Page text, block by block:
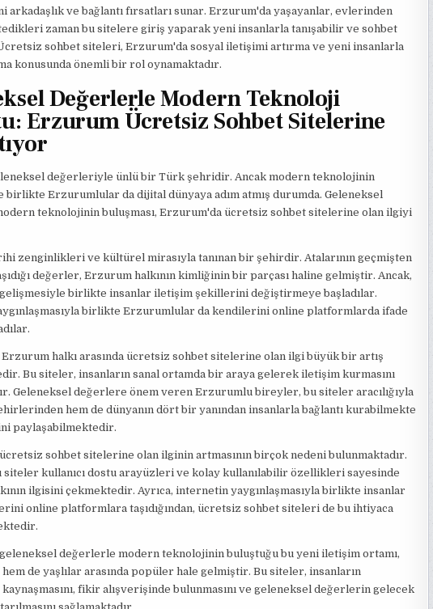
arkadaşlık ve bağlantı fırsatları sunar. Erzurum'da yaşayanlar, evlerinden
zaman bu sitelere giriş yaparak yeni insanlarla tanışabilir ve sohbet
sohbet siteleri, Erzurum'da sosyal iletişimi artırma ve yeni insanlarla
konusunda önemli bir rol oynamaktadır.
Değerlerle Modern Teknoloji
Erzurum Ücretsiz Sohbet Sitelerine
değerleriyle ünlü bir Türk şehridir. Ancak modern teknolojinin
Erzurumlular da dijital dünyaya adım atmış durumda. Geleneksel
teknolojinin buluşması, Erzurum'da ücretsiz sohbet sitelerine olan ilgiyi
zenginlikleri ve kültürel mirasıyla tanınan bir şehirdir. Atalarının geçmişten
değerler, Erzurum halkının kimliğinin bir parçası haline gelmiştir. Ancak,
birlikte insanlar iletişim şekillerini değiştirmeye başladılar.
birlikte Erzurumlular da kendilerini online platformlarda ifade
Erzurum halkı arasında ücretsiz sohbet sitelerine olan ilgi büyük bir artış
Bu siteler, insanların sanal ortamda bir araya gelerek iletişim kurmasını
Geleneksel değerlere önem veren Erzurumlu bireyler, bu siteler aracılığıyla
hem de dünyanın dört bir yanından insanlarla bağlantı kurabilmekte
paylaşabilmektedir.
sohbet sitelerine olan ilginin artmasının birçok nedeni bulunmaktadır.
siteler kullanıcı dostu arayüzleri ve kolay kullanılabilir özellikleri sayesinde
ilgisini çekmektedir. Ayrıca, internetin yaygınlaşmasıyla birlikte insanlar
online platformlara taşıdığından, ücretsiz sohbet siteleri de bu ihtiyaca
değerlerle modern teknolojinin buluştuğu bu yeni iletişim ortamı,
de yaşlılar arasında popüler hale gelmiştir. Bu siteler, insanların
fikir alışverişinde bulunmasını ve geleneksel değerlerin gelecek